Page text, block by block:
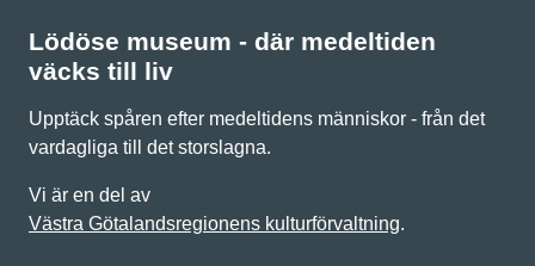
Lödöse museum - där medeltiden
väcks till liv
Upptäck spåren efter medeltidens människor - från det
vardagliga till det storslagna.
Vi är en del av
Västra Götalandsregionens kulturförvaltning.